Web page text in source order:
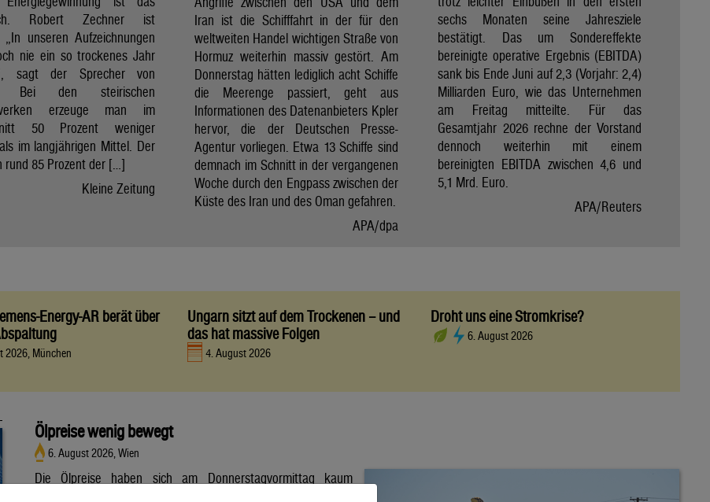
Robert Zechner ist
unseren Aufzeichnungen
nie ein so trockenes Jahr
sagt der Sprecher von
Bei den steirischen
erzeuge man im
50 Prozent weniger
im langjährigen Mittel. Der
rund 85 Prozent der […]
Kleine Zeitung
Iran ist die Schifffahrt in der für den
weltweiten Handel wichtigen Straße von
Hormuz weiterhin massiv gestört. Am
Donnerstag hätten lediglich acht Schiffe
die Meerenge passiert, geht aus
Informationen des Datenanbieters Kpler
hervor, die der Deutschen Presse-
Agentur vorliegen. Etwa 13 Schiffe sind
demnach im Schnitt in der vergangenen
Woche durch den Engpass zwischen der
Küste des Iran und des Oman gefahren.
APA/dpa
sechs Monaten seine Jahresziele
bestätigt. Das um Sondereffekte
bereinigte operative Ergebnis (EBITDA)
sank bis Ende Juni auf 2,3 (Vorjahr: 2,4)
Milliarden Euro, wie das Unternehmen
am Freitag mitteilte. Für das
Gesamtjahr 2026 rechne der Vorstand
dennoch weiterhin mit einem
bereinigten EBITDA zwischen 4,6 und
5,1 Mrd. Euro.
APA/Reuters
Energy-AR berät über
2026, München
Ungarn sitzt auf dem Trockenen – und
das hat massive Folgen
4. August 2026
Droht uns eine Stromkrise?
6. August 2026
Ölpreise wenig bewegt
6. August 2026, Wien
Die Ölpreise haben sich am Donnerstagvormittag kaum